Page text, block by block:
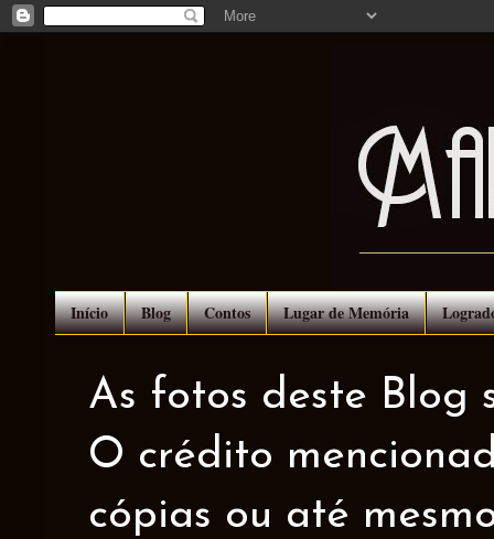
Início Blog Contos Lugar de Memória
As fotos deste Blog
O crédito
cópias ou até